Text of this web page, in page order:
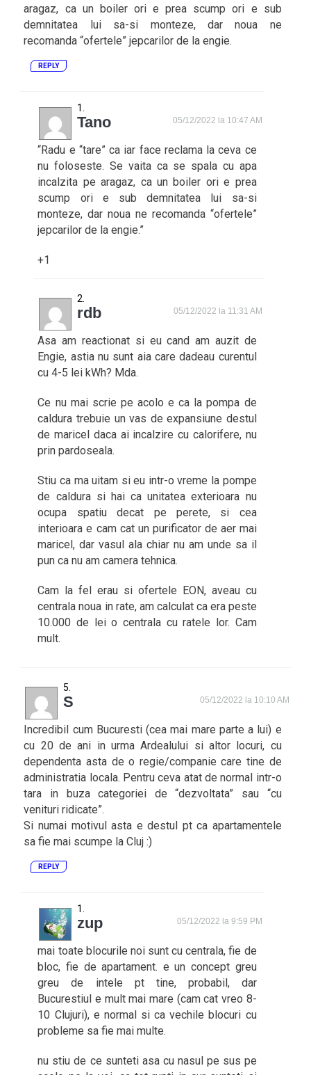
aragaz, ca un boiler ori e prea scump ori e sub
demnitatea lui sa-si monteze, dar noua ne
recomanda “ofertele” jepcarilor de la engie.
REPLY
Tano 05/12/2022 la 10:47 AM
“Radu e “tare” ca iar face reclama la ceva ce
nu foloseste. Se vaita ca se spala cu apa
incalzita pe aragaz, ca un boiler ori e prea
scump ori e sub demnitatea lui sa-si
monteze, dar noua ne recomanda “ofertele”
jepcarilor de la engie.”
+1
rdb 05/12/2022 la 11:31 AM
Asa am reactionat si eu cand am auzit de
Engie, astia nu sunt aia care dadeau curentul
cu 4-5 lei kWh? Mda.
Ce nu mai scrie pe acolo e ca la pompa de
caldura trebuie un vas de expansiune destul
de maricel daca ai incalzire cu calorifere, nu
prin pardoseala.
Stiu ca ma uitam si eu intr-o vreme la pompe
de caldura si hai ca unitatea exterioara nu
ocupa spatiu decat pe perete, si cea
interioara e cam cat un purificator de aer mai
maricel, dar vasul ala chiar nu am unde sa il
pun ca nu am camera tehnica.
Cam la fel erau si ofertele EON, aveau cu
centrala noua in rate, am calculat ca era peste
10.000 de lei o centrala cu ratele lor. Cam
mult.
S 05/12/2022 la 10:10 AM
Incredibil cum Bucuresti (cea mai mare parte a lui) e
cu 20 de ani in urma Ardealului si altor locuri, cu
dependenta asta de o regie/companie care tine de
administratia locala. Pentru ceva atat de normal intr-o
tara in buza categoriei de “dezvoltata” sau “cu
venituri ridicate”.
Si numai motivul asta e destul pt ca apartamentele
sa fie mai scumpe la Cluj :)
REPLY
zup 05/12/2022 la 9:59 PM
mai toate blocurile noi sunt cu centrala, fie de
bloc, fie de apartament. e un concept greu
greu de intele pt tine, probabil, dar
Bucurestiul e mult mai mare (cam cat vreo 8-
10 Clujuri), e normal si ca vechile blocuri cu
probleme sa fie mai multe.
nu stiu de ce sunteti asa cu nasul pe sus pe